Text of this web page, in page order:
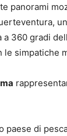
panorami
360 gradi
le simpatiche
paese di